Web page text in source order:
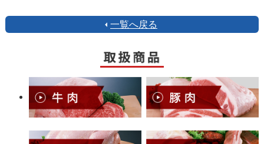
一覧へ戻る